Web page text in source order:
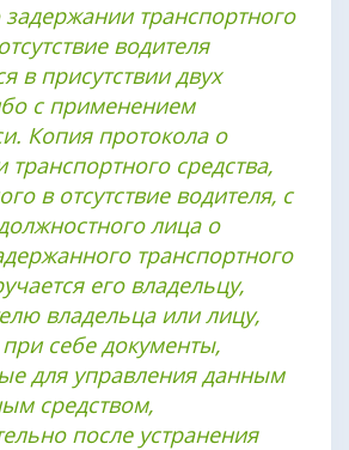
транспортного
водителя
в присутствии двух
с применением
Копия протокола о
средства,
в отсутствие водителя, с
лица о
транспортного
его владельцу,
владельца или лицу,
себе документы,
для управления данным
средством,
после устранения